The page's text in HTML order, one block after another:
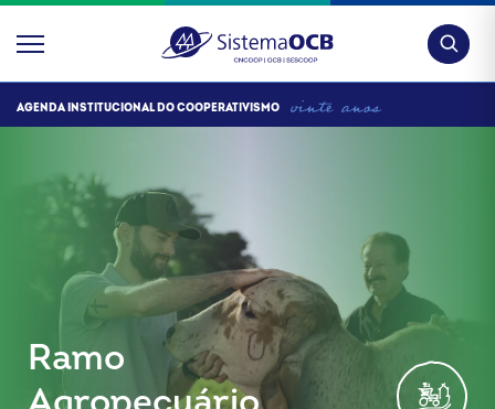
AGENDA INSTITUCIONAL DO COOPERATIVISMO
Ramo